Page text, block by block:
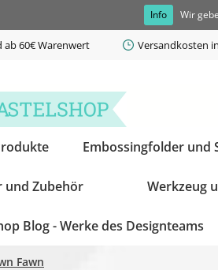
Info Wir
ab 60€ Warenwert Versandkosten
Embossingfolder und
und Zubehör Werkzeug
Blog - Werke des Designteams
Fawn